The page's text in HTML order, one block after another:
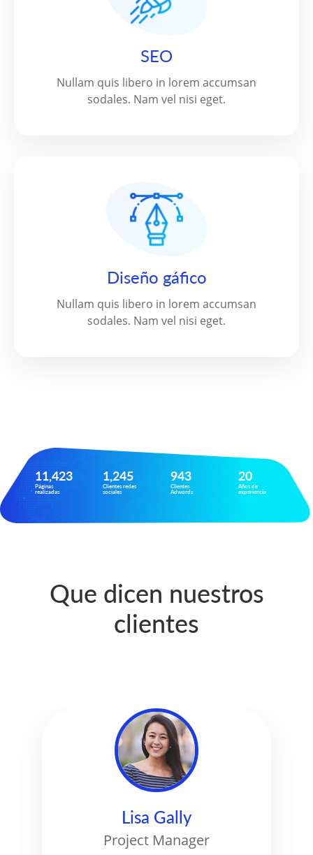
SEO
Nullam quis libero in lorem accumsan
sodales. Nam vel nisi eget.
Diseño gáfico
Nullam quis libero in lorem accumsan
sodales. Nam vel nisi eget.
11,423
Páginas
realizadas
1,245
Clientes redes
sociales
943
Clientes
Adwords
20
Años de
experiencia
Que dicen nuestros
clientes
Lisa Gally
Project Manager